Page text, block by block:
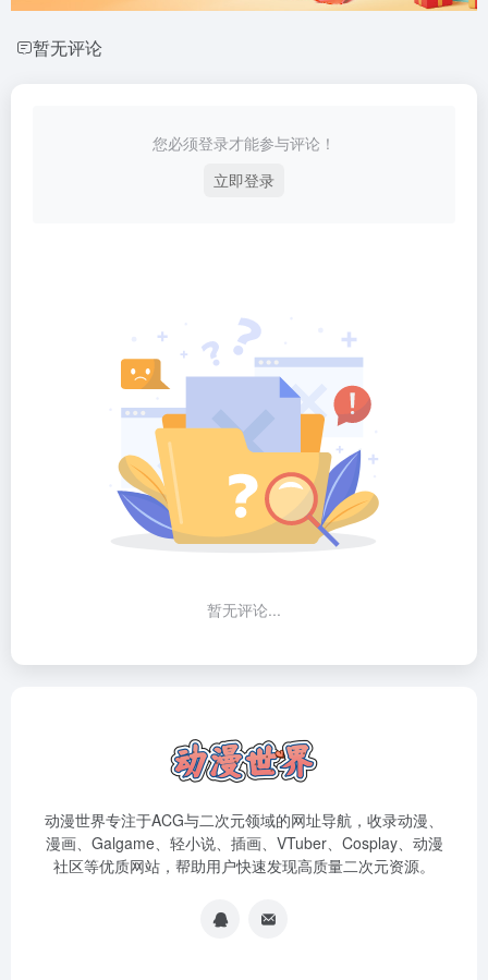
暂无评论
您必须登录才能参与评论！
立即登录
暂无评论...
动漫世界专注于ACG与二次元领域的网址导航，收录动漫、
漫画、Galgame、轻小说、插画、VTuber、Cosplay、动漫
社区等优质网站，帮助用户快速发现高质量二次元资源。